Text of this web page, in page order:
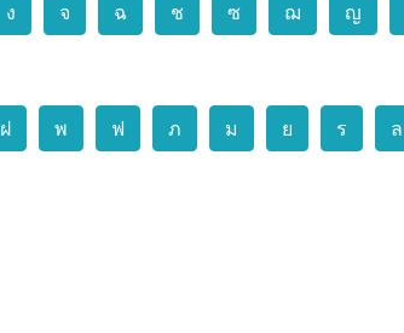
ง จ ฉ ช ซ ฌ ญ
ฝ พ ฟ ภ ม ย ร ล